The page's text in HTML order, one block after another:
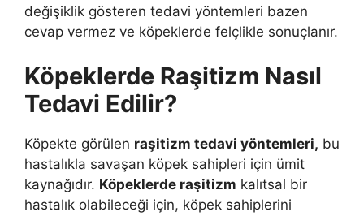
değişiklik gösteren tedavi yöntemleri bazen
cevap vermez ve köpeklerde felçlikle sonuçlanır.
Köpeklerde Raşitizm Nasıl
Tedavi Edilir?
Köpekte görülen raşitizm tedavi yöntemleri, bu
hastalıkla savaşan köpek sahipleri için ümit
kaynağıdır. Köpeklerde raşitizm kalıtsal bir
hastalık olabileceği için, köpek sahiplerini